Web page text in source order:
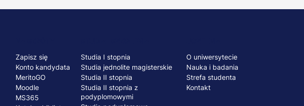
Menu
stopka
Zapisz się
Konto kandydata
MeritoGO
Moodle
MS365
Studia I stopnia
Studia jednolite magisterskie
Studia II stopnia
Studia II stopnia z
podyplomowymi
O uniwersytecie
Nauka i badania
Strefa studenta
Kontakt